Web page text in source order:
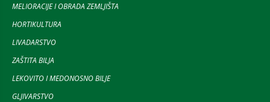
MELIORACIJE I OBRADA ZEMLJIŠTA
HORTIKULTURA
LIVADARSTVO
ZAŠTITA BILJA
LEKOVITO I MEDONOSNO BILJE
GLJIVARSTVO